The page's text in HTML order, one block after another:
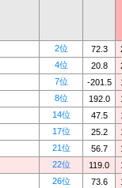
2位 72.3
4位 20.8
7位 -201.5
8位 192.0
14位 47.5
17位 25.2
21位 56.7
22位 119.0
26位 73.6